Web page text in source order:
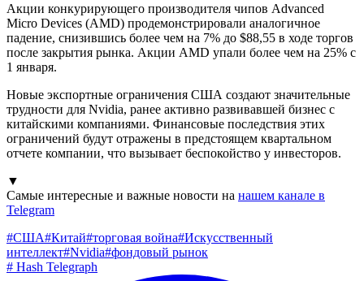
Акции конкурирующего производителя чипов Advanced
Micro Devices (AMD) продемонстрировали аналогичное
падение, снизившись более чем на 7% до $88,55 в ходе торгов
после закрытия рынка. Акции AMD упали более чем на 25% с
1 января.
Новые экспортные ограничения США создают значительные
трудности для Nvidia, ранее активно развивавшей бизнес с
китайскими компаниями. Финансовые последствия этих
ограничений будут отражены в предстоящем квартальном
отчете компании, что вызывает беспокойство у инвесторов.
▼
Самые интересные и важные новости на нашем канале в
Telegram
#США#Китай#торговая война#Искусственный
интеллект#Nvidia#фондовый рынок
# Hash Telegraph